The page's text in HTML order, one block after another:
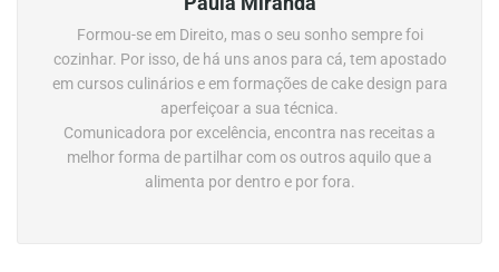
Formou-se em Direito, mas o seu sonho sempre foi
cozinhar. Por isso, de há uns anos para cá, tem apostado
em cursos culinários e em formações de cake design para
aperfeiçoar a sua técnica.
Comunicadora por excelência, encontra nas receitas a
melhor forma de partilhar com os outros aquilo que a
alimenta por dentro e por fora.